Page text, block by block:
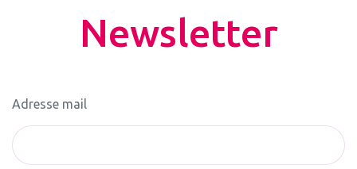
Newsletter
Adresse mail